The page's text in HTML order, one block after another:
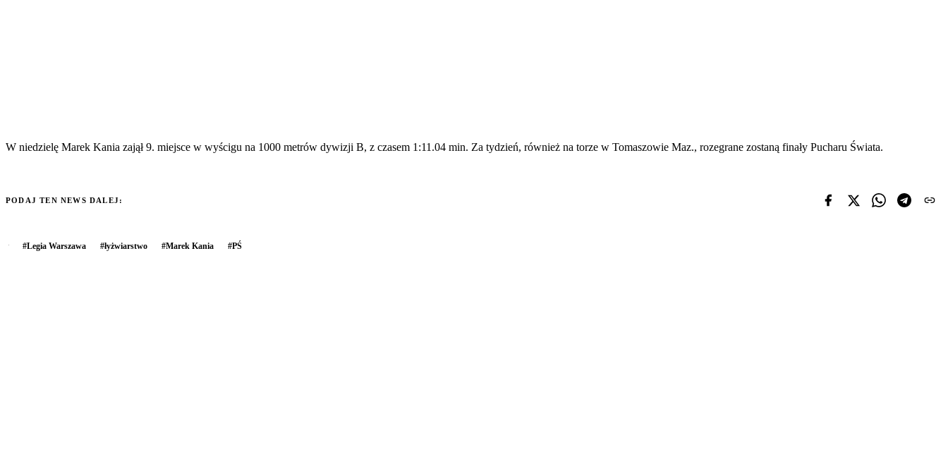
W niedzielę Marek Kania zajął 9. miejsce w wyścigu na 1000 metrów dywizji B, z czasem 1:11.04 min. Za tydzień, również na torze w Tomaszowie Maz., rozegrane zostaną finały Pucharu Świata.
PODAJ TEN NEWS DALEJ:
#Legia Warszawa #łyżwiarstwo #Marek Kania #PŚ